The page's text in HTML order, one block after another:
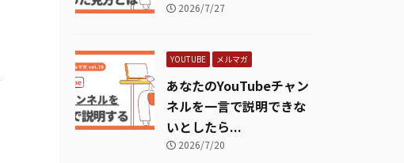
2026/7/27
YOUTUBE メルマガ
あなたのYouTubeチャン
ネルを一言で説明できな
いとしたら...
2026/7/20